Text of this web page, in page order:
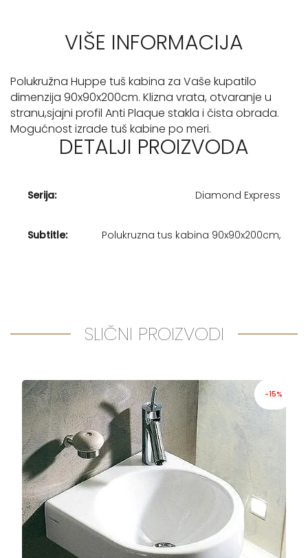
VIŠE INFORMACIJA
Polukružna Huppe tuš kabina za Vaše kupatilo
dimenzija 90x90x200cm. Klizna vrata, otvaranje u
stranu,sjajni profil Anti Plaque stakla i čista obrada.
Mogućnost izrade tuš kabine po meri.
DETALJI PROIZVODA
Serija: Diamond Express
Subtitle: Polukruzna tus kabina 90x90x200cm,
SLIČNI PROIZVODI
-15%